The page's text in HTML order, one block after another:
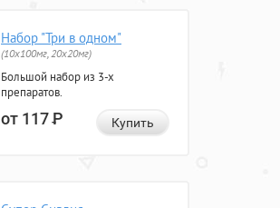
Набор "Три в одном"
(10x100мг, 20x20мг)
Большой набор из 3-х
препаратов.
от 117Р Купить